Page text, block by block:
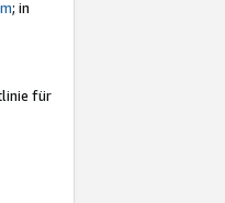
; in
für